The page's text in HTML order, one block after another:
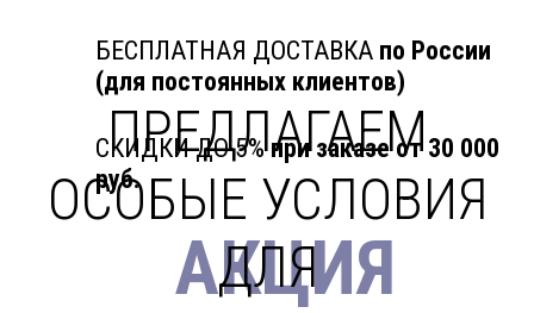
БЕСПЛАТНАЯ ДОСТАВКА по России
(для постоянных клиентов)
СКИДКИ ДО 5%при заказе от 30 000
руб.
АКЦИЯ
ПРЕДЛАГАЕМ
ОСОБЫЕ УСЛОВИЯ
ДЛЯ